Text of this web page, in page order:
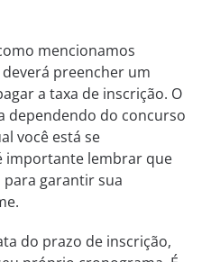
mencionamos
preencher um
a taxa de inscrição. O
dependendo do concurso
você está se
importante lembrar que
para garantir sua
do prazo de inscrição,